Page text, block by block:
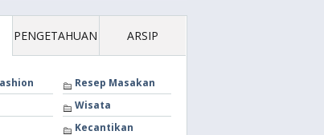
PENGETAHUAN ARSIP
Resep Masakan
Wisata
Kecantikan